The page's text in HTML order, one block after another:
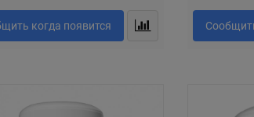
когда появится